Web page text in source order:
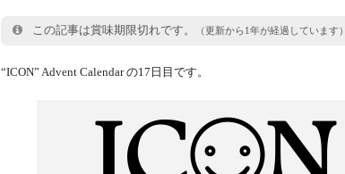
この記事は賞味期限切れです。 （更新から1年が経過しています）
“ICON” Advent Calendar の17日目です。